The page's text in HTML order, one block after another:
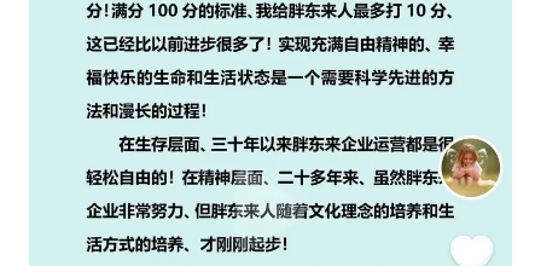
香港正式允许“拒绝抢救”
乐享全民健身 共筑健康中国